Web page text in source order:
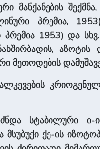
პრემია,
1953) და
აზოტის
მეთოდების
სტაბილური
ქე-ის